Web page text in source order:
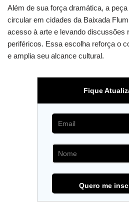
Além de sua força dramática, a
circular em cidades da Baixada
acesso à arte e levando discussões
periféricos. Essa escolha reforça o
e amplia seu alcance cultural.
Fique